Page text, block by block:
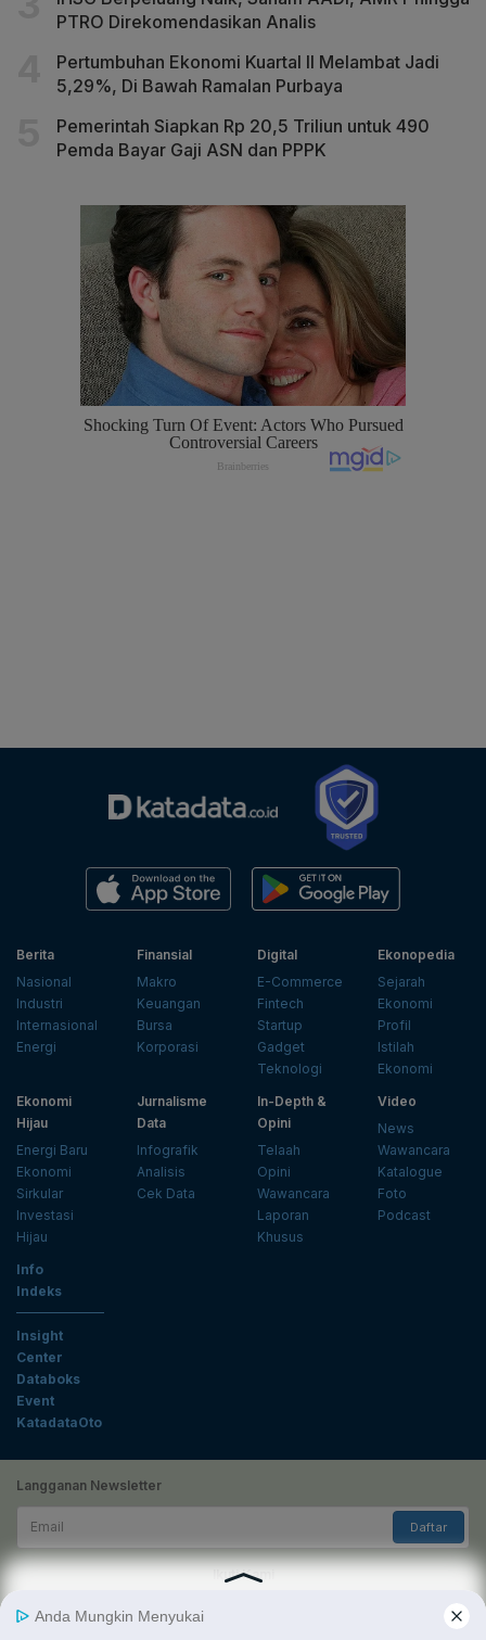
PTRO Direkomendasikan Analis
Pertumbuhan Ekonomi Kuartal II Melambat Jadi
5,29%, Di Bawah Ramalan Purbaya
Pemerintah Siapkan Rp 20,5 Triliun untuk 490
Pemda Bayar Gaji ASN dan PPPK
Berita
Nasional
Industri
Internasional
Energi
Finansial
Makro
Keuangan
Bursa
Korporasi
Digital
E-Commerce
Fintech
Startup
Gadget
Teknologi
Ekonopedia
Sejarah
Ekonomi
Profil
Istilah
Ekonomi
Ekonomi
Hijau
Energi Baru
Ekonomi
Sirkular
Investasi
Hijau
Jurnalisme
Data
Infografik
Analisis
Cek Data
In-Depth &
Opini
Telaah
Opini
Wawancara
Laporan
Khusus
Video
News
Wawancara
Katalogue
Foto
Podcast
Info
Indeks
Insight
Center
Databoks
Event
KatadataOto
Langganan Newsletter
Daftar
Ikuti Kami